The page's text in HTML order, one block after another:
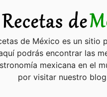
de México es un sitio
podrás encontrar las
mexicana en el
por visitar nuestro